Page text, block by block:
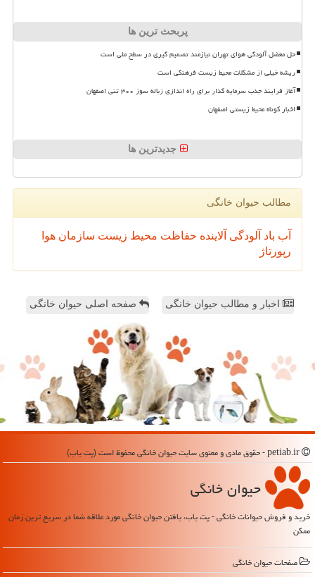
پربحث ترین ها
حل معضل آلودگی هوای تهران نیازمند تصمیم گیری در سطح ملی است
ریشه خیلی از مشکلات محیط زیست فرهنگی است
آغاز فرایند جذب سرمایه گذار برای راه اندازی زباله سوز ۳۰۰ تنی اصفهان
اخبار کوتاه محیط زیستی اصفهان
جدیدترین ها
مطالب حیوان خانگی
آب باد آلودگی آلاینده حفاظت محیط زیست سازمان هوا
رپورتاژ
اخبار و مطالب حیوان خانگی صفحه اصلی حیوان خانگی
حیوان خانگی
خرید و فروش حیوانات خانگی - پت یاب، یافتن حیوان خانگی مورد علاقه شما در سریع ترین زمان
ممکن
صفحات حیوان خانگی